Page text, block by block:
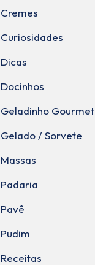
Cremes
Curiosidades
Dicas
Docinhos
Geladinho Gourmet
Gelado / Sorvete
Massas
Padaria
Pavê
Pudim
Receitas